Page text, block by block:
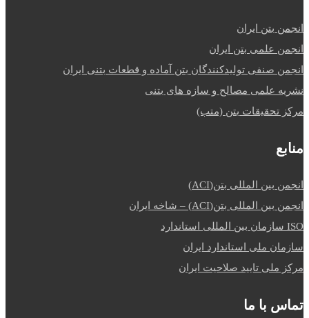
انجمن بتن ایران
انجمن علمی بتن ایران
انجمن صنفی تولیدکنندگان بتن آماده و قطعات بتنی ایران
نشریه علمی مصالح و سازه های بتنی
مرکز تحقیقات بتن (متب)
منابع
انجمن بین المللی بتن(ACI)
انجمن بین المللی بتن(ACI) – شاخه ایران
ISO سازمان بین المللی استاندارد
سازمان ملی استاندارد ایران
مرکز ملی تایید صلاحیت ایران
تماس با ما